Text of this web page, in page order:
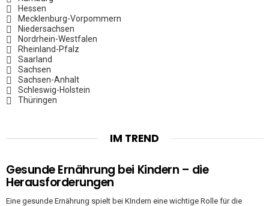
Hessen
Mecklenburg-Vorpommern
Niedersachsen
Nordrhein-Westfalen
Rheinland-Pfalz
Saarland
Sachsen
Sachsen-Anhalt
Schleswig-Holstein
Thüringen
IM TREND
Gesunde Ernährung bei Kindern – die
Herausforderungen
Eine gesunde Ernährung spielt bei KIndern eine wichtige Rolle für die